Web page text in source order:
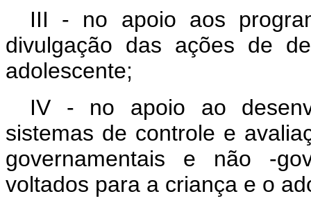
III - no apoio aos
divulgação das ações de
adolescente;
IV - no apoio ao
sistemas de controle e
governamentais e não -
voltados para a criança e o